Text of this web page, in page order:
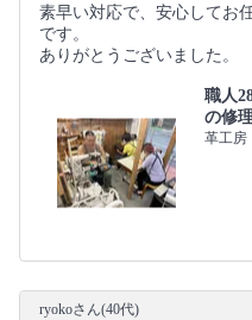
素早い対応で、安心してお
です。
ありがとうございました。
職人
の修
革工
ryokoさん(40代)